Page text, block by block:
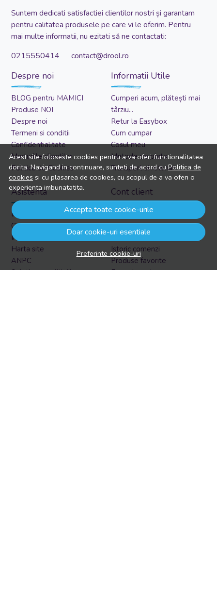
Acest site foloseste cookies pentru a va oferi functionalitatea
dorita. Navigand in continuare, sunteti de acord cuPolitica de
cookies si cu plasarea de cookies, cu scopul de a va oferi o
experienta imbunatatita.
Accepta toate cookie-urile
Doar cookie-uri esentiale
Preferinte cookie-uri
Suntem dedicati satisfactiei clientilor nostri și garantam
pentru calitatea produsele pe care vi le oferim. Pentru
mai multe informatii, nu ezitati să ne contactati:
0215550414 contact@drool.ro
Despre noi
BLOG pentru MAMICI
Produse NOI
Despre noi
Termeni si conditii
Confidentialitate
Marturiile clientilor
Politica de Cookies
Informatii Utile
Cumperi acum, plătești mai
târziu...
Retur la Easybox
Cum cumpar
Cosul meu
Metode de plata
Transport si retururi
Asistenta
Informatii legale
Contacteaza-ne
Intrebari frecvente
Harta site
ANPC
Solutionarea litigiilor
Cont client
Contul meu
Inregistrare
Recuperare parola
Istoric comenzi
Produse favorite
Formular retur